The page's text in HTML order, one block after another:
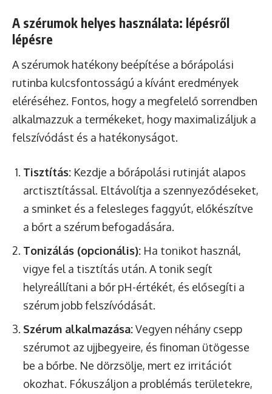
A szérumok helyes használata: lépésről
lépésre
A szérumok hatékony beépítése a bőrápolási
rutinba kulcsfontosságú a kívánt eredmények
eléréséhez. Fontos, hogy a megfelelő sorrendben
alkalmazzuk a termékeket, hogy maximalizáljuk a
felszívódást és a hatékonyságot.
Tisztítás: Kezdje a bőrápolási rutinját alapos
arctisztítással. Eltávolítja a szennyeződéseket,
a sminket és a felesleges faggyút, előkészítve
a bőrt a szérum befogadására.
Tonizálás (opcionális): Ha tonikot használ,
vigye fel a tisztítás után. A tonik segít
helyreállítani a bőr pH-értékét, és elősegíti a
szérum jobb felszívódását.
Szérum alkalmazása:Vegyen néhány csepp
szérumot az ujjbegyeire, és finoman ütögesse
be a bőrbe. Ne dörzsölje, mert ez irritációt
okozhat. Fókuszáljon a problémás területekre,